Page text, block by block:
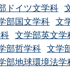
ドイツ文学科
部国文学科
文
文学部英文学
部哲学科 文学
部地球環境法学